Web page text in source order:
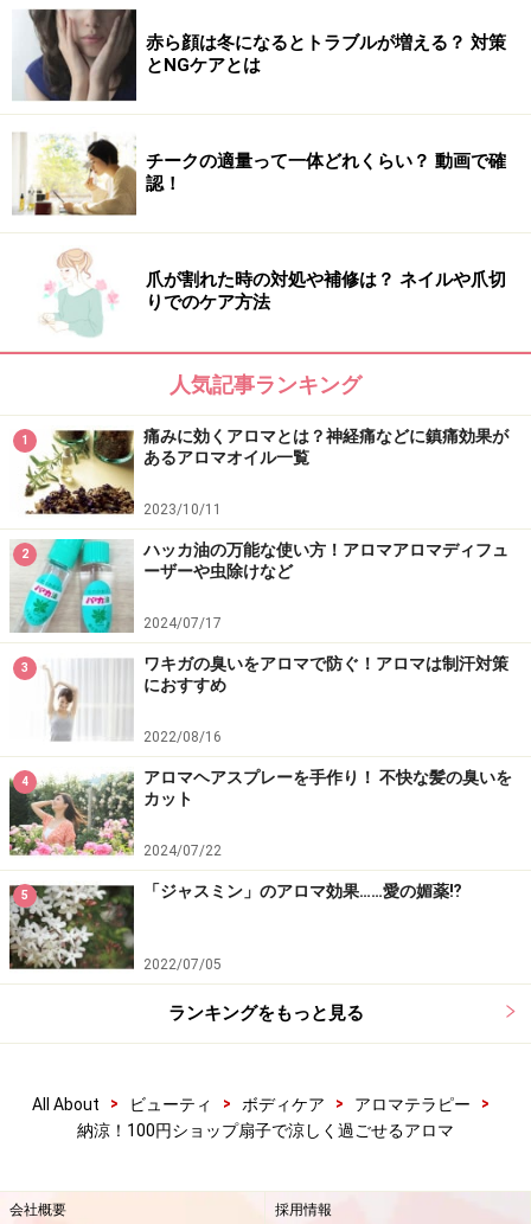
赤ら顔は冬になるとトラブルが増える？ 対策
とNGケアとは
チークの適量って一体どれくらい？ 動画で確
認！
爪が割れた時の対処や補修は？ ネイルや爪切
りでのケア方法
人気記事ランキング
1
痛みに効くアロマとは？神経痛などに鎮痛効果が
あるアロマオイル一覧
2023/10/11
2
ハッカ油の万能な使い方！アロマアロマディフュ
ーザーや虫除けなど
2024/07/17
3
ワキガの臭いをアロマで防ぐ！アロマは制汗対策
におすすめ
2022/08/16
4
アロマヘアスプレーを手作り！ 不快な髪の臭いを
カット
2024/07/22
5 「ジャスミン」のアロマ効果……愛の媚薬⁉
2022/07/05
ランキングをもっと見る
All About > ビューティ > ボディケア > アロマテラピー
>
納涼！100円ショップ扇子で涼しく過ごせるアロマ
会社概要 採用情報